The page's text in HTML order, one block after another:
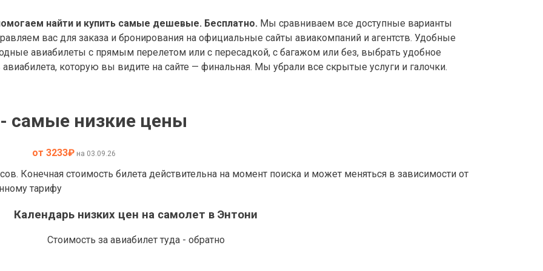
найти и купить самые дешевые. Бесплатно. Мы сравниваем все доступные варианты
вас для заказа и бронирования на официальные сайты авиакомпаний и агентств. Удобные
авиабилеты с прямым перелетом или с пересадкой, с багажом или без, выбрать удобное
которую вы видите на сайте — финальная. Мы убрали все скрытые услуги и галочки.
самые низкие цены
от 3233₽ на 03.09.26
Конечная стоимость билета действительна на момент поиска и может меняться в зависимости от
тарифу
Календарь низких цен на самолет в Энтони
Стоимость за авиабилет туда - обратно